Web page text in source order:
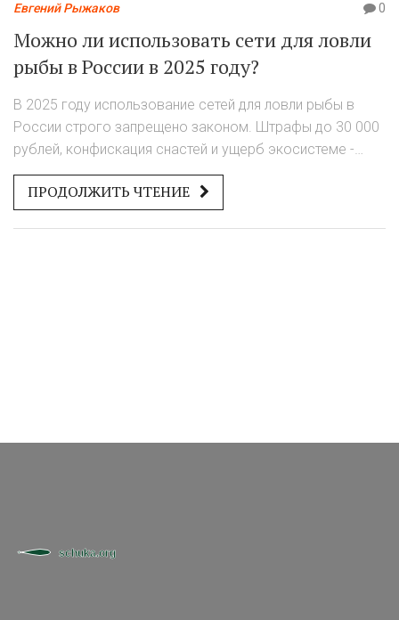
Евгений Рыжаков 0
Можно ли использовать сети для ловли
рыбы в России в 2025 году?
В 2025 году использование сетей для ловли рыбы в
России строго запрещено законом. Штрафы до 30 000
рублей, конфискация снастей и ущерб экосистеме -
почему лучше выбрать удочку вместо сети.
ПРОДОЛЖИТЬ ЧТЕНИЕ